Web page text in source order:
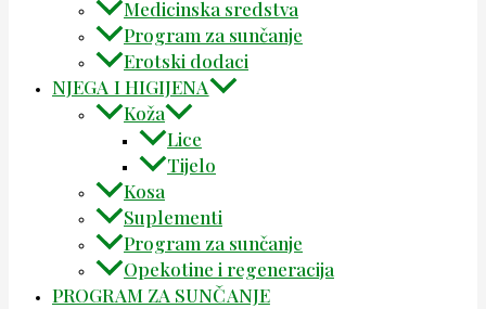
Medicinska sredstva
Program za sunčanje
Erotski dodaci
NJEGA I HIGIJENA
Koža
Lice
Tijelo
Kosa
Suplementi
Program za sunčanje
Opekotine i regeneracija
PROGRAM ZA SUNČANJE